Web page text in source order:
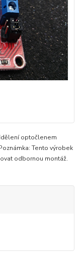
optočlenem
Tento výrobek
odbornou montáž.